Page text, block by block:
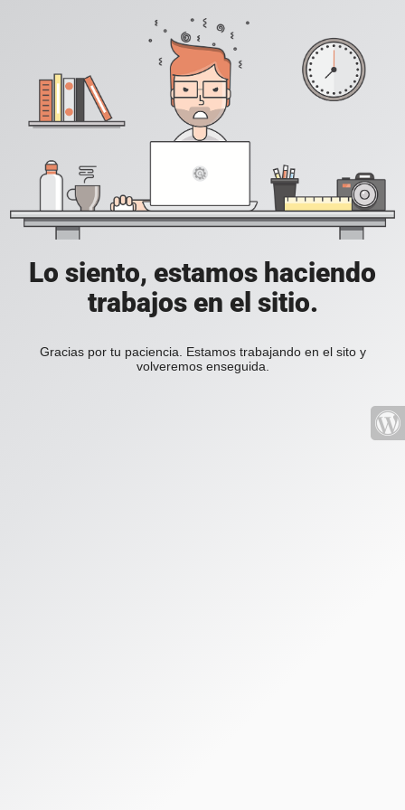
Lo siento, estamos haciendo
trabajos en el sitio.
Gracias por tu paciencia. Estamos trabajando en el sito y
volveremos enseguida.